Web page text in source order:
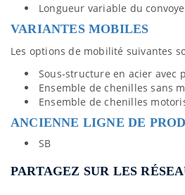
Longueur variable du
VARIANTES MOBILES
Les options de mobilité suivantes
Sous-structure en acier avec
Ensemble de chenilles sans
Ensemble de chenilles
ANCIENNE LIGNE DE
SB
PARTAGEZ SUR LES